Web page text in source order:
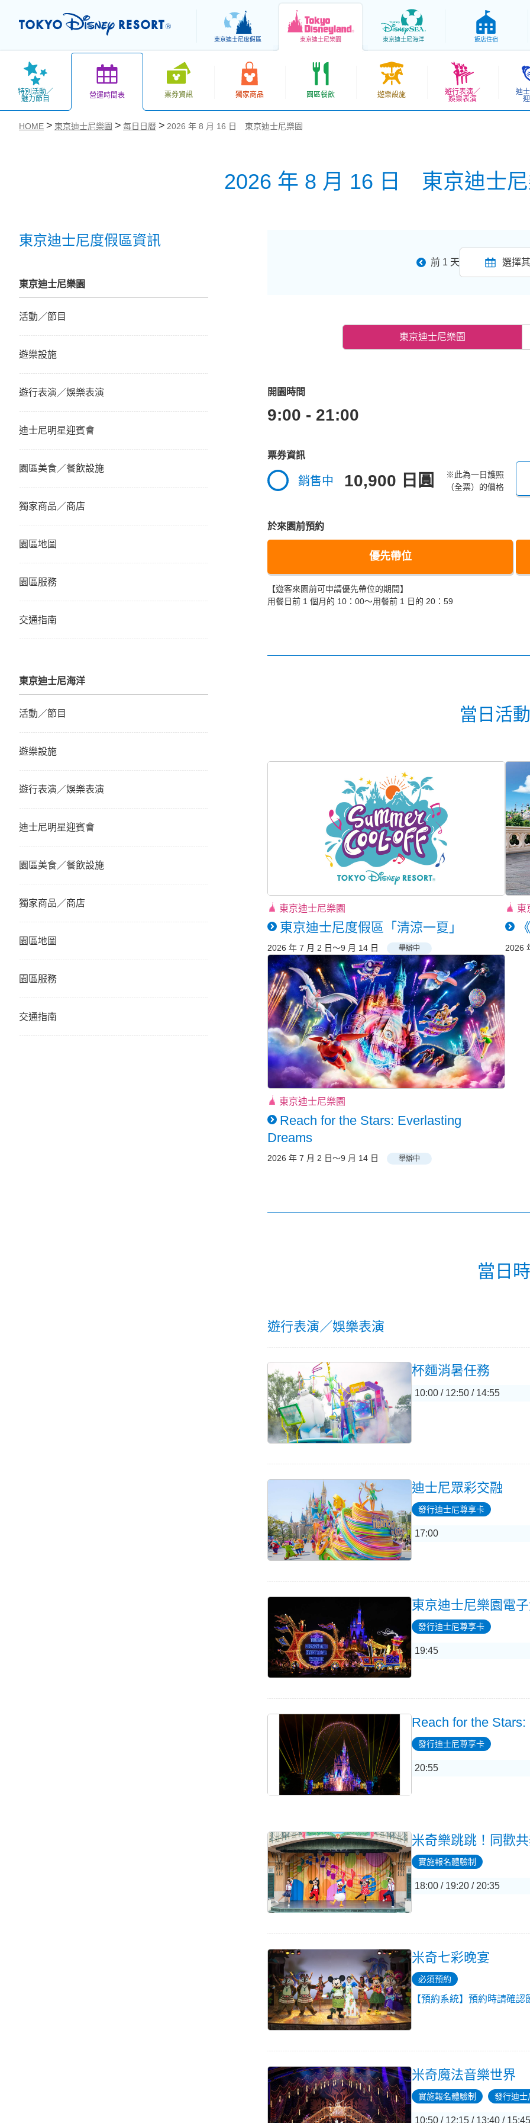
東京迪士尼度假區 東京迪士尼樂園 東京迪士尼海洋 飯店住宿
特別活動／
魅力節目
營運時間表 票券資訊 獨家商品 園區餐飲 遊樂設施
遊行表演／
娛樂表演
迪
HOME 東京迪士尼樂園 每日日曆 2026 年 8 月 16 日 東京迪士尼樂園
2026 年 8 月 16 日 東京迪士
前 1 天 選擇
東京迪士尼樂園
開園時間
9:00 - 21:00
票券資訊
銷售中 10,900 日圓
※此為一日護照
（全票）的價格
於來園前預約
優先帶位
【遊客來園前可申請優先帶位的期間】
用餐日前 1 個月的 10：00～用餐前 1 日的 20：59
當日活
東京迪士尼樂園
東京迪士尼度假區「清涼一夏」
2026 年 7 月 2 日～9 月 14 日 舉辦中
東
2026
東京迪士尼樂園
Reach for the Stars: Everlasting
Dreams
2026 年 7 月 2 日～9 月 14 日 舉辦中
當日
遊行表演／娛樂表演
杯麵消暑任務
10:00 / 12:50 / 14:55
迪士尼眾彩交融
發行迪士尼尊享卡
17:00
東京迪士尼樂園電
發行迪士尼尊享卡
19:45
Reach for the
發行迪士尼尊享卡
20:55
米奇樂跳跳！同歡
實施報名體驗制
18:00 / 19:20 / 20:35
米奇七彩晚宴
必須預約
【預約系統】預約時請確認
米奇魔法音樂世界
實施報名體驗制 發行迪士
10:50 / 12:15 / 13:40 /
東京迪士尼度假區資訊
東京迪士尼樂園
活動／節目
遊樂設施
遊行表演／娛樂表演
迪士尼明星迎賓會
園區美食／餐飲設施
獨家商品／商店
園區地圖
園區服務
交通指南
東京迪士尼海洋
活動／節目
遊樂設施
遊行表演／娛樂表演
迪士尼明星迎賓會
園區美食／餐飲設施
獨家商品／商店
園區地圖
園區服務
交通指南